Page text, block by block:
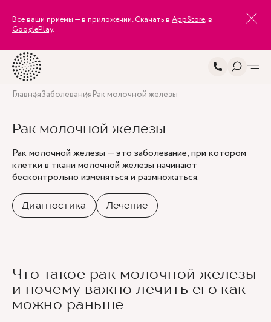
Все ваши приемы — в приложении. Скачать в AppStore, в
GooglePlay.
ГлавнаяЗаболеванияРак молочной железы
Рак молочной железы
Рак молочной железы — это заболевание, при котором
клетки в ткани молочной железы начинают
бесконтрольно изменяться и размножаться.
Диагностика Лечение
Что такое рак молочной железы
и почему важно лечить его как
можно раньше